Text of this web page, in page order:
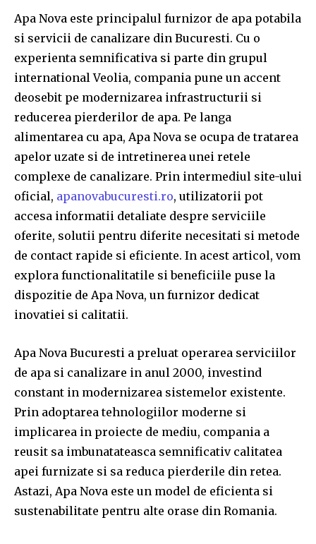
Apa Nova este principalul furnizor de apa potabila
si servicii de canalizare din Bucuresti. Cu o
experienta semnificativa si parte din grupul
international Veolia, compania pune un accent
deosebit pe modernizarea infrastructurii si
reducerea pierderilor de apa. Pe langa
alimentarea cu apa, Apa Nova se ocupa de tratarea
apelor uzate si de intretinerea unei retele
complexe de canalizare. Prin intermediul site-ului
oficial, apanovabucuresti.ro, utilizatorii pot
accesa informatii detaliate despre serviciile
oferite, solutii pentru diferite necesitati si metode
de contact rapide si eficiente. In acest articol, vom
explora functionalitatile si beneficiile puse la
dispozitie de Apa Nova, un furnizor dedicat
inovatiei si calitatii.
Apa Nova Bucuresti a preluat operarea serviciilor
de apa si canalizare in anul 2000, investind
constant in modernizarea sistemelor existente.
Prin adoptarea tehnologiilor moderne si
implicarea in proiecte de mediu, compania a
reusit sa imbunatateasca semnificativ calitatea
apei furnizate si sa reduca pierderile din retea.
Astazi, Apa Nova este un model de eficienta si
sustenabilitate pentru alte orase din Romania.